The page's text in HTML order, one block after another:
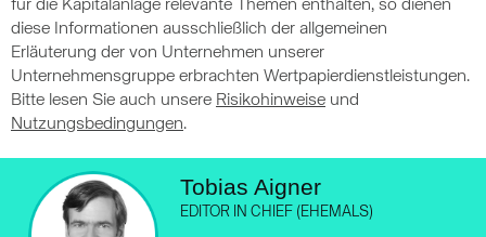
für die Kapitalanlage relevante Themen enthalten, so dienen
diese Informationen ausschließlich der allgemeinen
Erläuterung der von Unternehmen unserer
Unternehmensgruppe erbrachten Wertpapierdienstleistungen.
Bitte lesen Sie auch unsere Risikohinweise und
Nutzungsbedingungen.
Tobias Aigner
EDITOR IN CHIEF (EHEMALS)